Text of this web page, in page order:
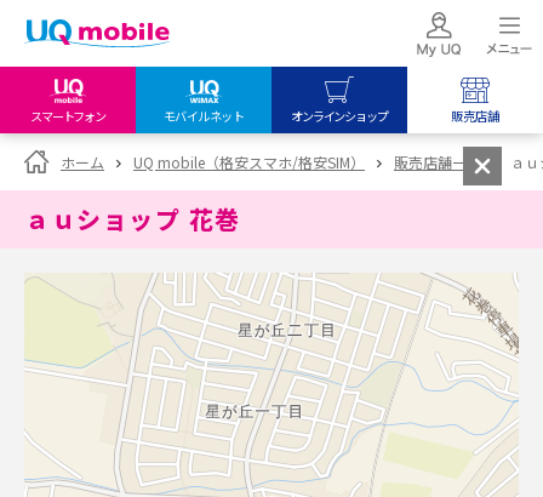
スマートフォン モバイルネット オンラインショップ 販売店舗
my UQ WiMAX
UQ WiMAX ご契約の方
My UQ mobile
UQ mobile
データチャージサイト
UQ mobile
オンラインショップ
UQ WiMAX
UQ mobile
販売店舗
UQ WiMAX
ホーム UQ mobile（格安スマホ/格安SIM） 販売店舗一覧 ａ
ａｕショップ 花巻